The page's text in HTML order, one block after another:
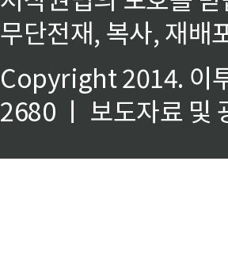
무단전재, 복사, 재배
Copyright 2014. 이
2680 ㅣ 보도자료